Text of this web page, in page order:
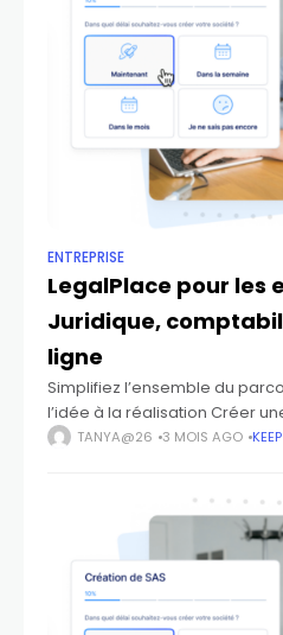
ENTREPRISE
LegalPlace pour les
Juridique,
ligne
Simplifiez l’ensemble du
l’idée à la réalisation Créer
pas à une idée cela implique
TANYA@26 3 MOIS AGO